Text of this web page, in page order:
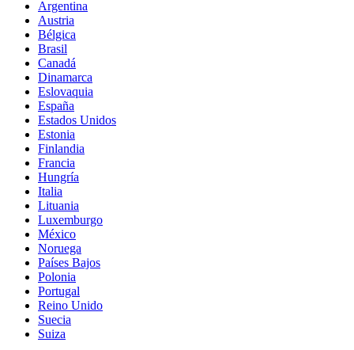
Argentina
Austria
Bélgica
Brasil
Canadá
Dinamarca
Eslovaquia
España
Estados Unidos
Estonia
Finlandia
Francia
Hungría
Italia
Lituania
Luxemburgo
México
Noruega
Países Bajos
Polonia
Portugal
Reino Unido
Suecia
Suiza